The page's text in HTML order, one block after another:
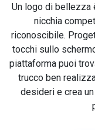
Un logo di bellezza
nicchia
riconoscibile.
tocchi sullo
piattaforma puoi
trucco ben
desideri e crea